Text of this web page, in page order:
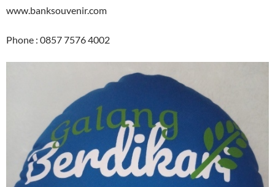
www.banksouvenir.com
Phone : 0857 7576 4002